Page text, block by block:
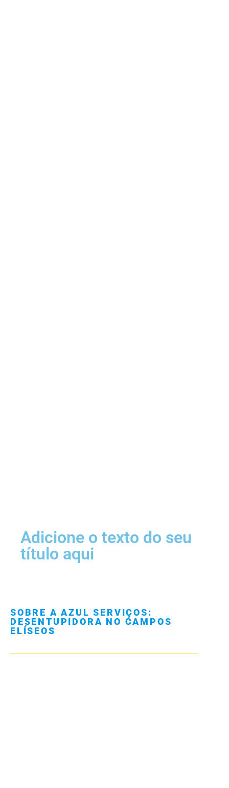
Adicione o texto do seu
título aqui
SOBRE A AZUL SERVIÇOS:
DESENTUPIDORA NO CAMPOS
ELÍSEOS